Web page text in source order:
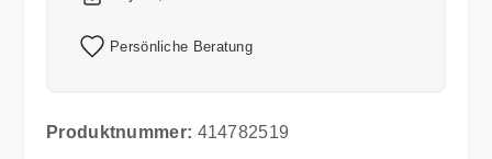
Persönliche Beratung
Produktnummer: 414782519